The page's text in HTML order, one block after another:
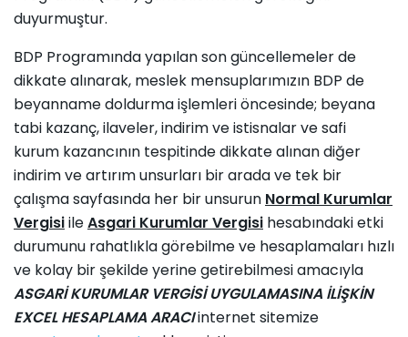
duyurmuştur.
BDP Programında yapılan son güncellemeler de
dikkate alınarak, meslek mensuplarımızın BDP de
beyanname doldurma işlemleri öncesinde; beyana
tabi kazanç, ilaveler, indirim ve istisnalar ve safi
kurum kazancının tespitinde dikkate alınan diğer
indirim ve artırım unsurları bir arada ve tek bir
çalışma sayfasında her bir unsurun Normal Kurumlar
VergisiileAsgari Kurumlar Vergisi hesabındaki etki
durumunu rahatlıkla görebilme ve hesaplamaları hızlı
ve kolay bir şekilde yerine getirebilmesi amacıyla
ASGARİ KURUMLAR VERGİSİ UYGULAMASINA İLİŞKİN
EXCEL HESAPLAMA ARACIinternet sitemize